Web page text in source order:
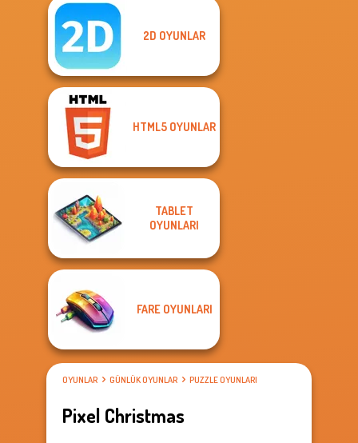
2D OYUNLAR
HTML5 OYUNLAR
TABLET
OYUNLARI
FARE OYUNLARI
OYUNLAR GÜNLÜK OYUNLAR PUZZLE OYUNLARI
Pixel Christmas